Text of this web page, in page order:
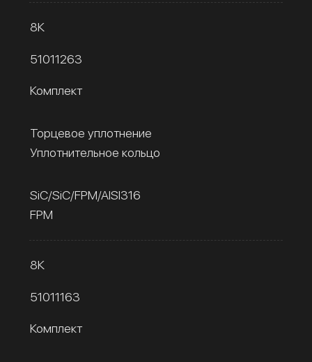
8К
51011263
Комплект
Торцевое уплотнение
Уплотнительное кольцо
SiC/SiC/FPM/AISI316
FPM
8К
51011163
Комплект